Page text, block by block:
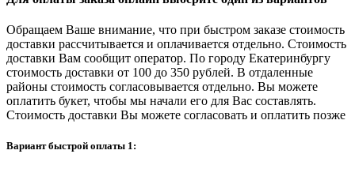
Обращаем Ваше внимание, что при быстром заказе стоимость
доставки рассчитывается и оплачивается отдельно. Стоимость
доставки Вам сообщит оператор. По городу Екатеринбургу
стоимость доставки от 100 до 350 рублей. В отдаленные
районы стоимость согласовывается отдельно. Вы можете
оплатить букет, чтобы мы начали его для Вас составлять.
Стоимость доставки Вы можете согласовать и оплатить позже
Вариант быстрой оплаты 1: